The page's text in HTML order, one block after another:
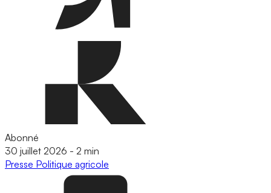
Abonné
30 juillet 2026 - 2 min
Presse Politique agricole